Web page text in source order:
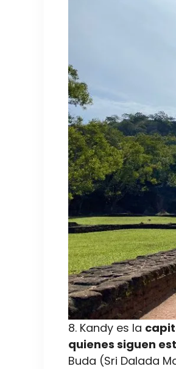
8. Kandy es la
quienes siguen
Buda (Sri Dalada